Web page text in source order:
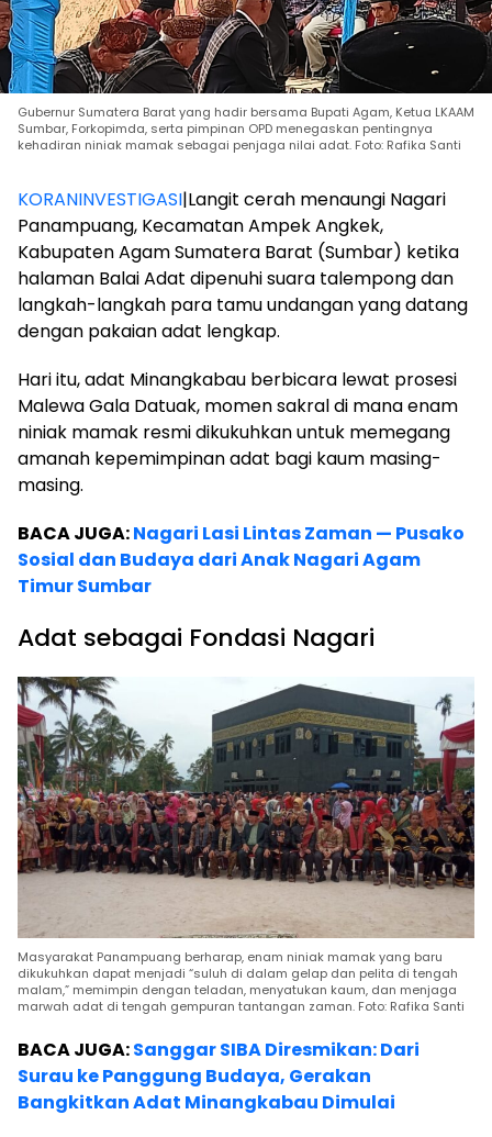
Gubernur Sumatera Barat yang hadir bersama Bupati Agam, Ketua LKAAM
Sumbar, Forkopimda, serta pimpinan OPD menegaskan pentingnya
kehadiran niniak mamak sebagai penjaga nilai adat. Foto: Rafika Santi
KORANINVESTIGASI|Langit cerah menaungi Nagari
Panampuang, Kecamatan Ampek Angkek,
Kabupaten Agam Sumatera Barat (Sumbar) ketika
halaman Balai Adat dipenuhi suara talempong dan
langkah-langkah para tamu undangan yang datang
dengan pakaian adat lengkap.
Hari itu, adat Minangkabau berbicara lewat prosesi
Malewa Gala Datuak, momen sakral di mana enam
niniak mamak resmi dikukuhkan untuk memegang
amanah kepemimpinan adat bagi kaum masing-
masing.
BACA JUGA:Nagari Lasi Lintas Zaman — Pusako
Sosial dan Budaya dari Anak Nagari Agam
Timur Sumbar
Adat sebagai Fondasi Nagari
Masyarakat Panampuang berharap, enam niniak mamak yang baru
dikukuhkan dapat menjadi “suluh di dalam gelap dan pelita di tengah
malam,” memimpin dengan teladan, menyatukan kaum, dan menjaga
marwah adat di tengah gempuran tantangan zaman. Foto: Rafika Santi
BACA JUGA:Sanggar SIBA Diresmikan: Dari
Surau ke Panggung Budaya, Gerakan
Bangkitkan Adat Minangkabau Dimulai